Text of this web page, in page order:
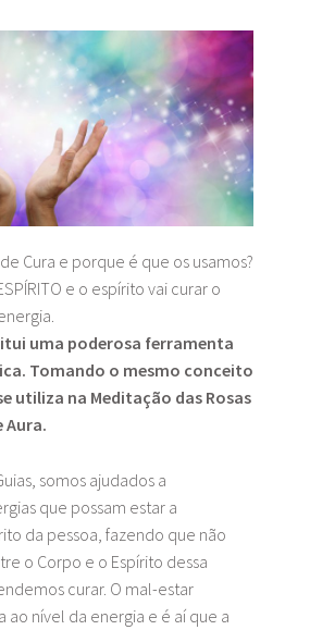
Cura e porque é que os usamos?
e o espírito vai curar o
uma poderosa ferramenta
Tomando o mesmo conceito
utiliza na Meditação das Rosas
Aura.
somos ajudados a
que possam estar a
da pessoa, fazendo que não
o Corpo e o Espírito dessa
curar. O mal-estar
ao nível da energia e é aí que a